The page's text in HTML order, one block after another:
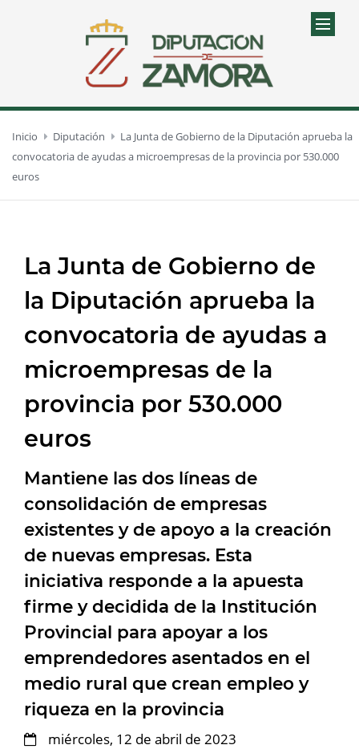
Inicio Diputación
La Junta de Gobierno de la Diputación aprueba la
convocatoria de ayudas a microempresas de la provincia por 530.000
euros
La Junta de Gobierno de
la Diputación aprueba la
convocatoria de ayudas a
microempresas de la
provincia por 530.000
euros
Mantiene las dos líneas de
consolidación de empresas
existentes y de apoyo a la creación
de nuevas empresas. Esta
iniciativa responde a la apuesta
firme y decidida de la Institución
Provincial para apoyar a los
emprendedores asentados en el
medio rural que crean empleo y
riqueza en la provincia
miércoles, 12 de abril de 2023